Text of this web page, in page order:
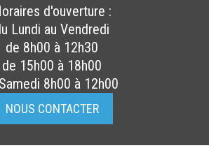
d'ouverture :
Lundi au Vendredi
de 8h00 à 12h30
de 15h00 à 18h00
8h00 à 12h00
NOUS CONTACTER